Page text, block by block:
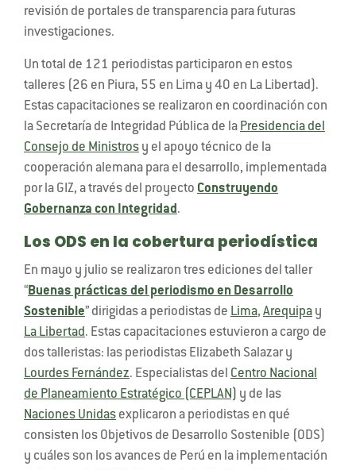
revisión de portales de transparencia para futuras
investigaciones.
Un total de 121 periodistas participaron en estos
talleres (26 en Piura, 55 en Lima y 40 en La Libertad).
Estas capacitaciones se realizaron en coordinación con
la Secretaría de Integridad Pública de la Presidencia del
Consejo de Ministros y el apoyo técnico de la
cooperación alemana para el desarrollo, implementada
por la GIZ, a través del proyecto Construyendo
Gobernanza con Integridad.
Los ODS en la cobertura periodística
En mayo y julio se realizaron tres ediciones del taller
“Buenas prácticas del periodismo en Desarrollo
Sostenible” dirigidas a periodistas de Lima, Arequipa y
La Libertad. Estas capacitaciones estuvieron a cargo de
dos talleristas: las periodistas Elizabeth Salazar y
Lourdes Fernández. Especialistas del Centro Nacional
de Planeamiento Estratégico (CEPLAN)
y de las
Naciones Unidas explicaron a periodistas en qué
consisten los Objetivos de Desarrollo Sostenible (ODS)
y cuáles son los avances de Perú en la implementación